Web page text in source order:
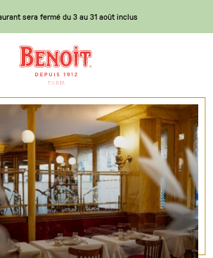
sera fermé du 3 au 31 août inclus